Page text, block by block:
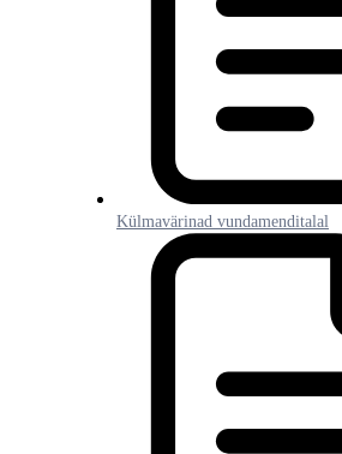
Külmavärinad vundamenditalal